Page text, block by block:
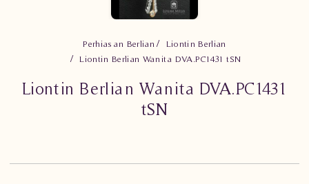
Perhiasan Berlian
Liontin Berlian
Liontin Berlian Wanita DVA.PC1431 tSN
Liontin Berlian Wanita DVA.PC1431
tSN